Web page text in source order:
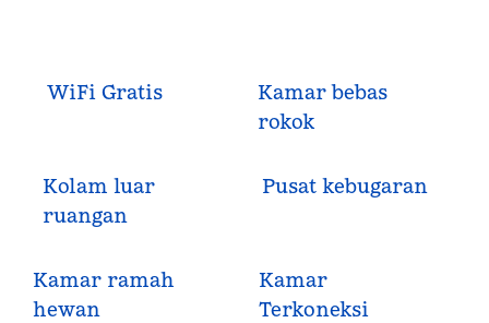
WiFi Gratis
Kamar bebas
rokok
Kolam luar
ruangan
Pusat kebugaran
Kamar ramah
hewan
Kamar
Terkoneksi